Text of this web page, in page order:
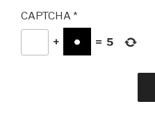
CAPTCHA *
+ = 5